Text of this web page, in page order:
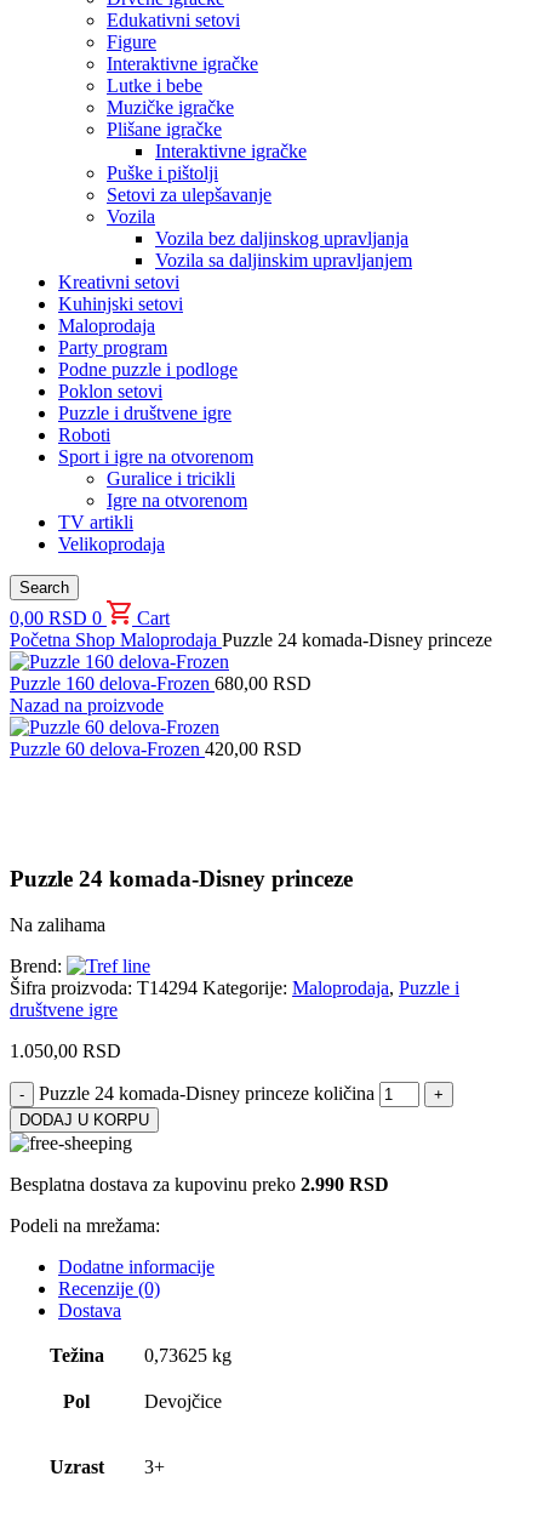
Edukativni setovi
Figure
Interaktivne igračke
Lutke i bebe
Muzičke igračke
Plišane igračke
Interaktivne igračke
Puške i pištolji
Setovi za ulepšavanje
Vozila
Vozila bez daljinskog upravljanja
Vozila sa daljinskim upravljanjem
Kreativni setovi
Kuhinjski setovi
Maloprodaja
Party program
Podne puzzle i podloge
Poklon setovi
Puzzle i društvene igre
Roboti
Sport i igre na otvorenom
Guralice i tricikli
Igre na otvorenom
TV artikli
Velikoprodaja
Search
0,00 RSD 0
Cart
Početna Shop Maloprodaja Puzzle 24 komada-Disney princeze
Puzzle 160 delova-Frozen 680,00 RSD
Nazad na proizvode
Puzzle 60 delova-Frozen 420,00 RSD
Puzzle 24 komada-Disney princeze
Na zalihama
Brend:
Šifra proizvoda: T14294 Kategorije: Maloprodaja, Puzzle i
društvene igre
1.050,00 RSD
Puzzle 24 komada-Disney princeze količina
DODAJ U KORPU
Besplatna dostava za kupovinu preko 2.990 RSD
Podeli na mrežama:
Dodatne informacije
Recenzije (0)
Dostava
Težina 0,73625 kg
Pol Devojčice
Uzrast 3+